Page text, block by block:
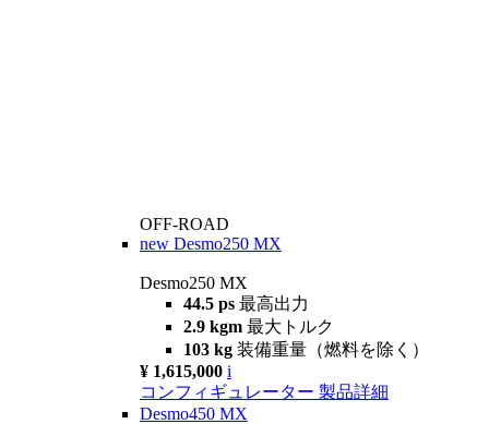
OFF-ROAD
new Desmo250 MX
Desmo250 MX
44.5 ps 最高出力
2.9 kgm 最大トルク
103 kg 装備重量（燃料を除く）
¥ 1,615,000 i
コンフィギュレーター 製品詳細
Desmo450 MX